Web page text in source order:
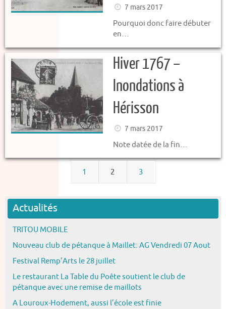
7 mars 2017
Pourquoi donc faire débuter
en…
Hiver 1767 –
Inondations à
Hérisson
7 mars 2017
Note datée de la fin…
1 2 3
Actualités
TRITOU MOBILE
Nouveau club de pétanque à Maillet: AG Vendredi 07 Aout
Festival Remp’Arts le 28 juillet
Le restaurant La Table du Poête soutient le club de
pétanque avec une remise de maillots
A Louroux-Hodement, aussi l’école est finie